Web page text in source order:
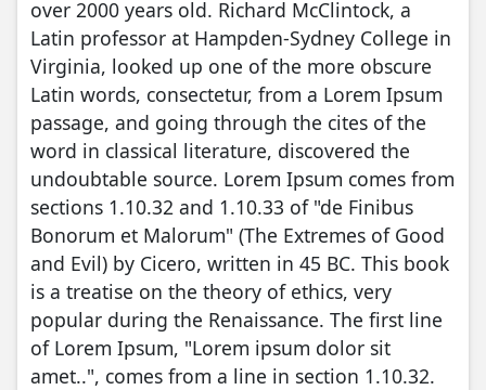
over 2000 years old. Richard McClintock, a
Latin professor at Hampden-Sydney College in
Virginia, looked up one of the more obscure
Latin words, consectetur, from a Lorem Ipsum
passage, and going through the cites of the
word in classical literature, discovered the
undoubtable source. Lorem Ipsum comes from
sections 1.10.32 and 1.10.33 of "de Finibus
Bonorum et Malorum" (The Extremes of Good
and Evil) by Cicero, written in 45 BC. This book
is a treatise on the theory of ethics, very
popular during the Renaissance. The first line
of Lorem Ipsum, "Lorem ipsum dolor sit
amet..", comes from a line in section 1.10.32.